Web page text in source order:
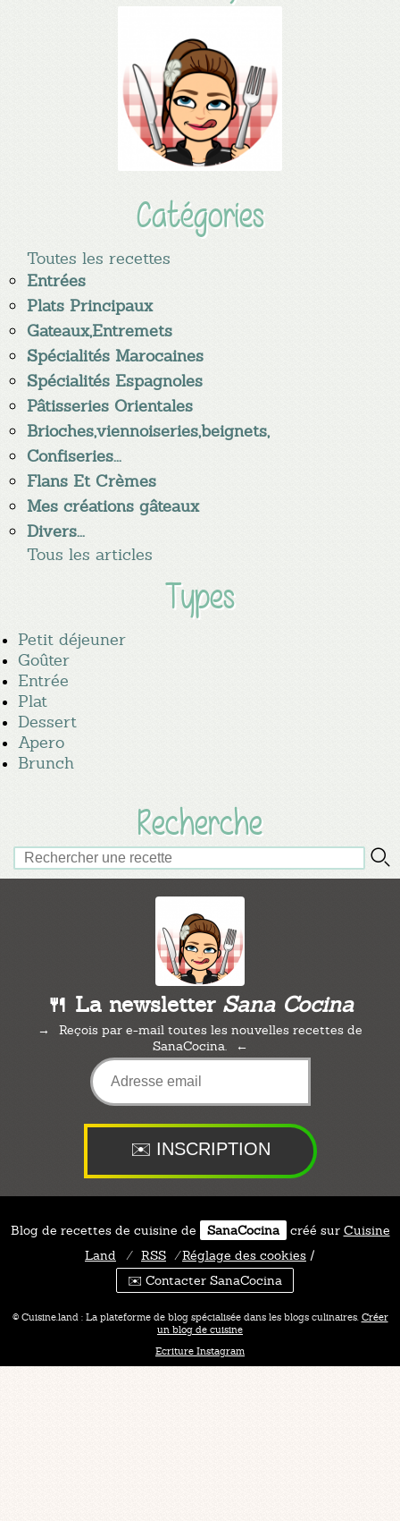
Catégories
Toutes les recettes
Entrées
Plats Principaux
Gateaux,Entremets
Spécialités Marocaines
Spécialités Espagnoles
Pâtisseries Orientales
Brioches,viennoiseries,beignets,
Confiseries...
Flans Et Crèmes
Mes créations gâteaux
Divers...
Tous les articles
Types
Petit déjeuner
Goûter
Entrée
Plat
Dessert
Apero
Brunch
Recherche
🍴 La newsletter Sana Cocina
Reçois par e-mail toutes les nouvelles recettes de
SanaCocina.
Blog de recettes de cuisine de SanaCocina créé sur Cuisine
Land
⁄ RSS ⁄Réglage des cookies /
✉️ Contacter SanaCocina
© Cuisine.land : La plateforme de blog spécialisée dans les blogs culinaires. Créer
un blog de cuisine
Ecriture Instagram